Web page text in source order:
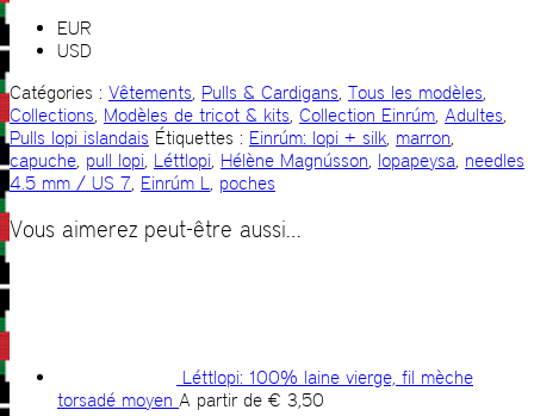
EUR
USD
Catégories : Vêtements, Pulls & Cardigans, Tous les modèles,
Collections, Modèles de tricot & kits, Collection Einrúm, Adultes,
Pulls lopi islandais Étiquettes : Einrúm: lopi + silk, marron,
capuche, pull lopi, Léttlopi, Hélène Magnússon, lopapeysa, needles
4.5 mm / US 7, Einrúm L, poches
Vous aimerez peut-être aussi…
Léttlopi: 100% laine vierge, fil mèche
torsadé moyen A partir de € 3,50